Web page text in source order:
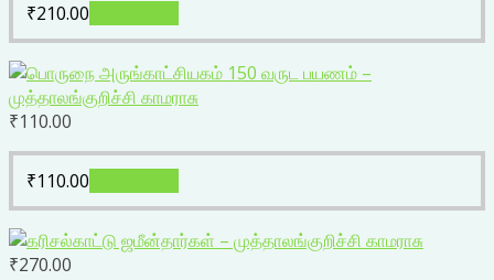
₹210.00
₹110.00
₹110.00
₹270.00